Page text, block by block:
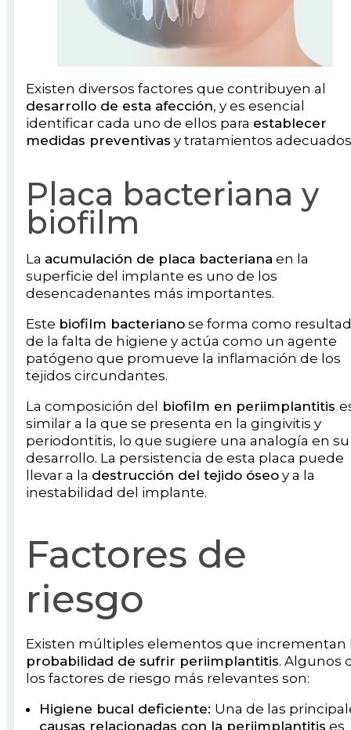
Existen diversos factores que contribuyen al
desarrollo de esta afección, y es esencial
identificar cada uno de ellos para establecer
medidas preventivas y tratamientos
Placa bacteriana y
biofilm
La acumulación de placa bacteriana en la
superficie del implante es uno de los
desencadenantes más importantes.
Este biofilm bacteriano se forma como
de la falta de higiene y actúa como un agente
patógeno que promueve la inflamación de los
tejidos circundantes.
La composición del biofilm en periimplantitis
similar a la que se presenta en la gingivitis y
periodontitis, lo que sugiere una analogía en su
desarrollo. La persistencia de esta placa puede
llevar a la destrucción del tejido óseo y a la
inestabilidad del implante.
Factores de
riesgo
Existen múltiples elementos que incrementan
probabilidad de sufrir periimplantitis. Algunos
los factores de riesgo más relevantes son:
Higiene bucal deficiente: Una de las
causas relacionadas con la periimplantitis es